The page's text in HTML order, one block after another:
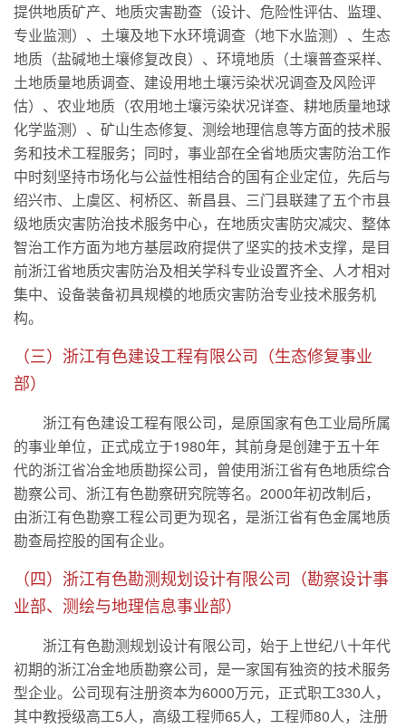
提供地质矿产、地质灾害勘查（设计、危险性评估、监理、
专业监测）、土壤及地下水环境调查（地下水监测）、生态
地质（盐碱地土壤修复改良）、环境地质（土壤普查采样、
土地质量地质调查、建设用地土壤污染状况调查及风险评
估）、农业地质（农用地土壤污染状况详查、耕地质量地球
化学监测）、矿山生态修复、测绘地理信息等方面的技术服
务和技术工程服务；同时，事业部在全省地质灾害防治工作
中时刻坚持市场化与公益性相结合的国有企业定位，先后与
绍兴市、上虞区、柯桥区、新昌县、三门县联建了五个市县
级地质灾害防治技术服务中心，在地质灾害防灾减灾、整体
智治工作方面为地方基层政府提供了坚实的技术支撑，是目
前浙江省地质灾害防治及相关学科专业设置齐全、人才相对
集中、设备装备初具规模的地质灾害防治专业技术服务机
构。
（三）浙江有色建设工程有限公司（生态修复事业
部）
浙江有色建设工程有限公司，是原国家有色工业局所属
的事业单位，正式成立于1980年，其前身是创建于五十年
代的浙江省冶金地质勘探公司，曾使用浙江省有色地质综合
勘察公司、浙江有色勘察研究院等名。2000年初改制后，
由浙江有色勘察工程公司更为现名，是浙江省有色金属地质
勘查局控股的国有企业。
（四）浙江有色勘测规划设计有限公司（勘察设计事
业部、测绘与地理信息事业部）
浙江有色勘测规划设计有限公司，始于上世纪八十年代
初期的浙江冶金地质勘察公司，是一家国有独资的技术服务
型企业。公司现有注册资本为6000万元，正式职工330人，
其中教授级高工5人，高级工程师65人，工程师80人，注册